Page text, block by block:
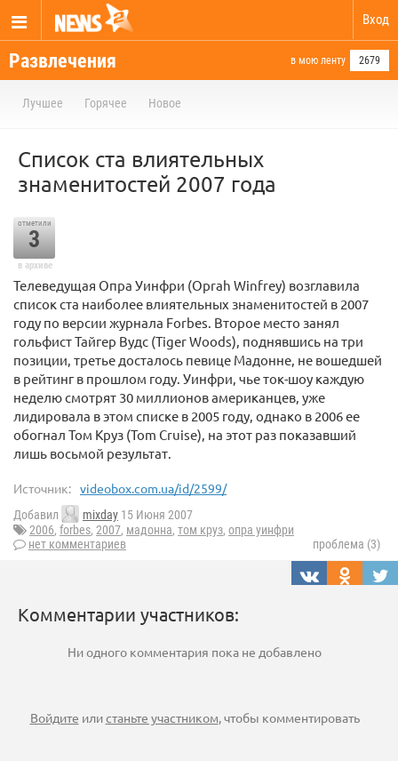
Вход
Развлечения в мою ленту 2679
Лучшее Горячее Новое
Список ста влиятельных
знаменитостей 2007 года
отметили
3
в архиве
Телеведущая Опра Уинфри (Oprah Winfrey) возглавила
список ста наиболее влиятельных знаменитостей в 2007
году по версии журнала Forbes. Второе место занял
гольфист Тайгер Вудс (Tiger Woods), поднявшись на три
позиции, третье досталось певице Мадонне, не вошедшей
в рейтинг в прошлом году. Уинфри, чье ток-шоу каждую
неделю смотрят 30 миллионов американцев, уже
лидировала в этом списке в 2005 году, однако в 2006 ее
обогнал Том Круз (Tom Cruise), на этот раз показавший
лишь восьмой результат.
Источник: videobox.com.ua/id/2599/
Добавил mixday 15 Июня 2007
2006, forbes, 2007, мадонна, том круз, опра уинфри
нет комментариев
проблема (3)
Комментарии участников:
Ни одного комментария пока не добавлено
Войдите илистаньте участником, чтобы комментировать